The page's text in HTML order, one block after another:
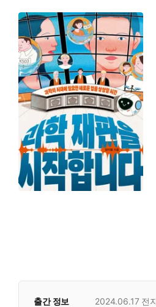
출간 정보 2024.06.17 전